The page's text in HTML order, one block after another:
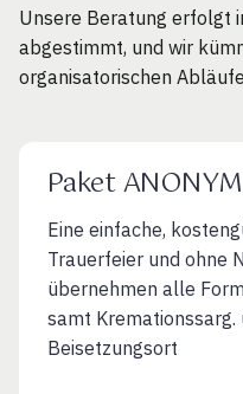
Unsere Beratung erfolgt
abgestimmt, und wir
organisatorischen
Paket ANONYM
Eine einfache,
Trauerfeier und ohne
übernehmen alle
samt Kremationssarg.
Beisetzungsort